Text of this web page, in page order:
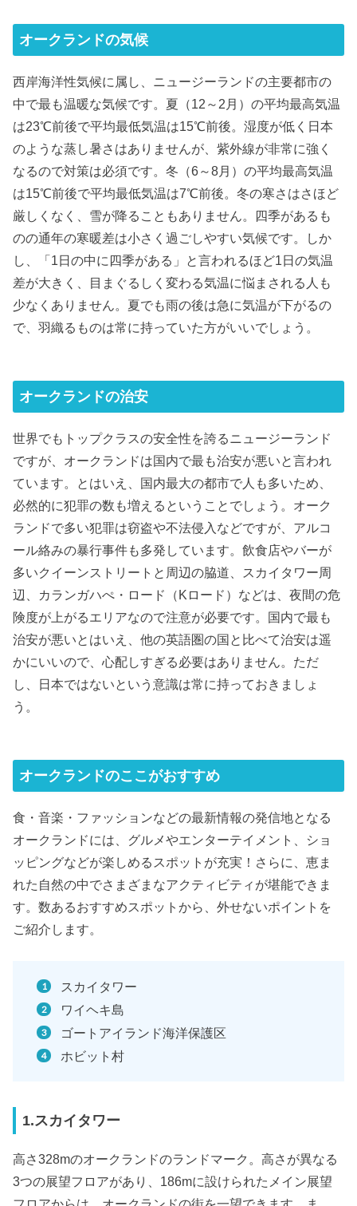
オークランドの気候
西岸海洋性気候に属し、ニュージーランドの主要都市の
中で最も温暖な気候です。夏（12～2月）の平均最高気温
は23℃前後で平均最低気温は15℃前後。湿度が低く日本
のような蒸し暑さはありませんが、紫外線が非常に強く
なるので対策は必須です。冬（6～8月）の平均最高気温
は15℃前後で平均最低気温は7℃前後。冬の寒さはさほど
厳しくなく、雪が降ることもありません。四季があるも
のの通年の寒暖差は小さく過ごしやすい気候です。しか
し、「1日の中に四季がある」と言われるほど1日の気温
差が大きく、目まぐるしく変わる気温に悩まされる人も
少なくありません。夏でも雨の後は急に気温が下がるの
で、羽織るものは常に持っていた方がいいでしょう。
オークランドの治安
世界でもトップクラスの安全性を誇るニュージーランド
ですが、オークランドは国内で最も治安が悪いと言われ
ています。とはいえ、国内最大の都市で人も多いため、
必然的に犯罪の数も増えるということでしょう。オーク
ランドで多い犯罪は窃盗や不法侵入などですが、アルコ
ール絡みの暴行事件も多発しています。飲食店やバーが
多いクイーンストリートと周辺の脇道、スカイタワー周
辺、カランガハぺ・ロード（Kロード）などは、夜間の危
険度が上がるエリアなので注意が必要です。国内で最も
治安が悪いとはいえ、他の英語圏の国と比べて治安は遥
かにいいので、心配しすぎる必要はありません。ただ
し、日本ではないという意識は常に持っておきましょ
う。
オークランドのここがおすすめ
食・音楽・ファッションなどの最新情報の発信地となる
オークランドには、グルメやエンターテイメント、ショ
ッピングなどが楽しめるスポットが充実！さらに、恵ま
れた自然の中でさまざまなアクティビティが堪能できま
す。数あるおすすめスポットから、外せないポイントを
ご紹介します。
スカイタワー
ワイヘキ島
ゴートアイランド海洋保護区
ホビット村
1.スカイタワー
高さ328mのオークランドのランドマーク。高さが異なる
3つの展望フロアがあり、186mに設けられたメイン展望